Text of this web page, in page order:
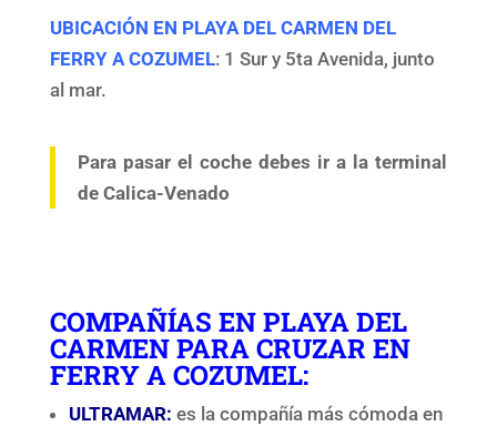
UBICACIÓN EN PLAYA DEL CARMEN DEL
FERRY A COZUMEL: 1 Sur y 5ta Avenida, junto
al mar.
Para pasar el coche debes ir a la terminal
de Calica-Venado
COMPAÑÍAS EN PLAYA DEL
CARMEN PARA CRUZAR EN
FERRY ACOZUMEL:
ULTRAMAR: es la compañía más cómoda en